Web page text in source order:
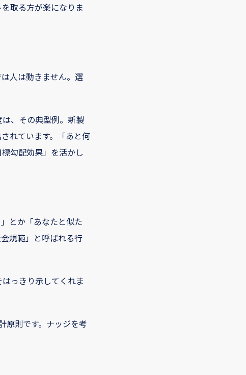
取る方が楽になりま
人は動きません。選
、その典型例。新製
れています。「あと何
勾配効果」を活かし
とか「あなたと似た
規範」と呼ばれる行
っきり示してくれま
原則です。ナッジを考